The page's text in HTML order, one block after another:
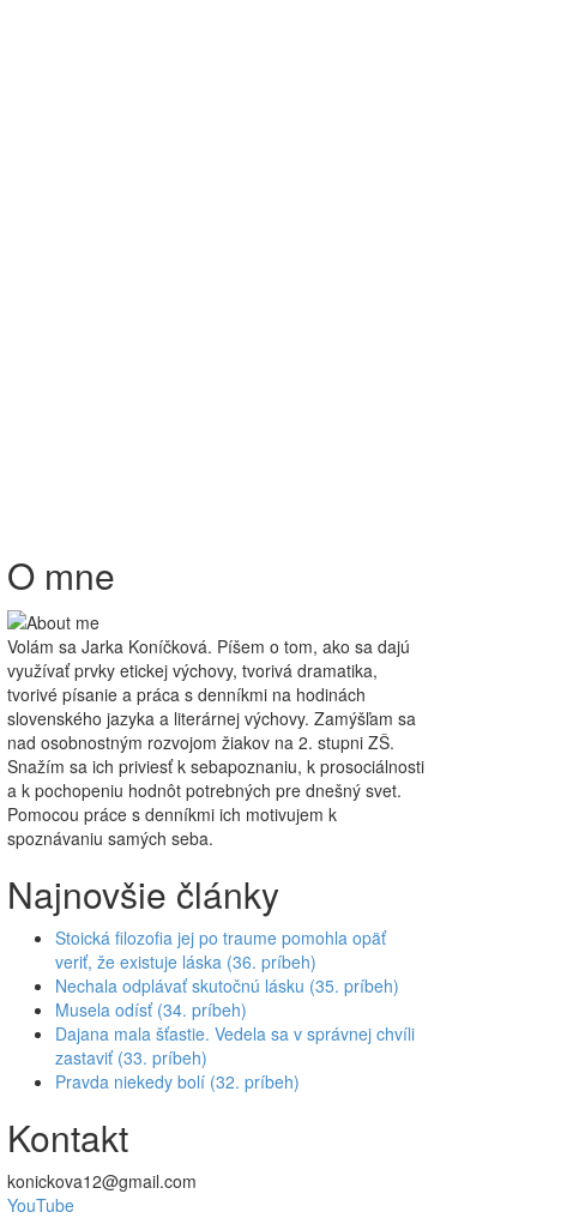
O mne
Volám sa Jarka Koníčková. Píšem o tom, ako sa dajú
využívať prvky etickej výchovy, tvorivá dramatika,
tvorivé písanie a práca s denníkmi na hodinách
slovenského jazyka a literárnej výchovy. Zamýšľam sa
nad osobnostným rozvojom žiakov na 2. stupni ZŠ.
Snažím sa ich priviesť k sebapoznaniu, k prosociálnosti
a k pochopeniu hodnôt potrebných pre dnešný svet.
Pomocou práce s denníkmi ich motivujem k
spoznávaniu samých seba.
Najnovšie články
Stoická filozofia jej po traume pomohla opäť
veriť, že existuje láska (36. príbeh)
Nechala odplávať skutočnú lásku (35. príbeh)
Musela odísť (34. príbeh)
Dajana mala šťastie. Vedela sa v správnej chvíli
zastaviť (33. príbeh)
Pravda niekedy bolí (32. príbeh)
Kontakt
konickova12@gmail.com
YouTube